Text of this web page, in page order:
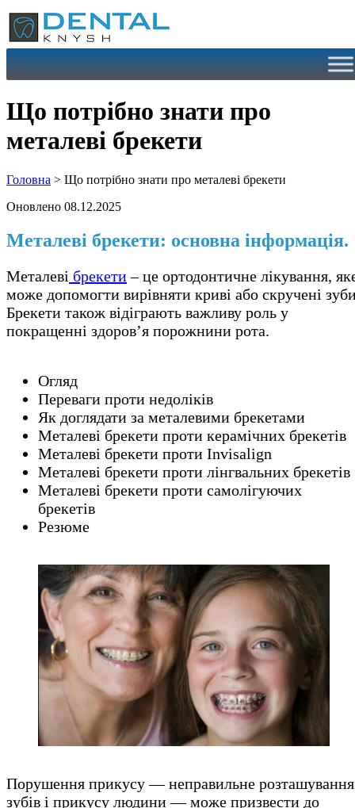
Перейти
до
вмісту
Що потрібно знати про
металеві брекети
Головна > Що потрібно знати про металеві брекети
Оновлено 08.12.2025
Металеві брекети: основна інформація.
Металеві брекети– це ортодонтичне лікування,
може допомогти вирівняти криві або скручені
Брекети також відіграють важливу роль у
покращенні здоров’я порожнини рота.
Огляд
Переваги проти недоліків
Як доглядати за металевими брекетами
Металеві брекети проти керамічних брекетів
Металеві брекети проти Invisalign
Металеві брекети проти лінгвальних брекетів
Металеві брекети проти самолігуючих
брекетів
Резюме
Порушення прикусу — неправильне розташування
зубів і прикусу людини — може призвести до